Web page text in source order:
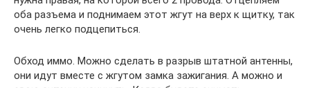
оба разъема и поднимаем этот жгут на верх к щитку, так
очень легко подцепиться.
Обход иммо. Можно сделать в разрыв штатной антенны,
они идут вместе с жгутом замка зажигания. А можно и